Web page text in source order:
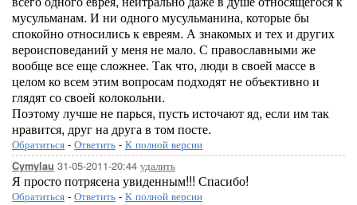
мусульманам. И ни одного мусульманина, которые бы
спокойно относились к евреям. А знакомых и тех и других
вероисповеданий у меня не мало. С православными же
вообще все еще сложнее. Так что, люди в своей массе в
целом ко всем этим вопросам подходят не объективно и
глядят со своей колокольни.
Поэтому лучше не парься, пусть источают яд, если им так
нравится, друг на друга в том посте.
Обратиться - Ответить - К полной версии
Cymylau 31-05-2011-20:44 удалить
Я просто потрясена увиденным!!! Спасибо!
Обратиться - Ответить - К полной версии